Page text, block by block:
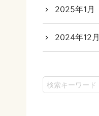
2025年1月
2024年12月